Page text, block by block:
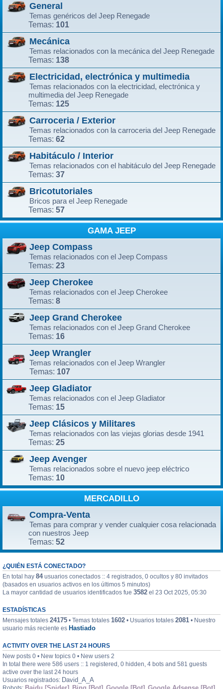
General
Temas genéricos del Jeep Renegade
Temas: 101
Mecánica
Temas relacionados con la mecánica del Jeep Renegade
Temas: 138
Electricidad, electrónica y multimedia
Temas relacionados con la electricidad, electrónica y
multimedia del Jeep Renegade
Temas: 125
Carroceria / Exterior
Temas relacionados con la carroceria del Jeep Renegade
Temas: 62
Habitáculo / Interior
Temas relacionados con el habitáculo del Jeep Renegade
Temas: 37
Bricotutoriales
Bricos para el Jeep Renegade
Temas: 57
GAMA JEEP
Jeep Compass
Temas relacionados con el Jeep Compass
Temas: 23
Jeep Cherokee
Temas relacionados con el Jeep Cherokee
Temas: 8
Jeep Grand Cherokee
Temas relacionados con el Jeep Grand Cherokee
Temas: 16
Jeep Wrangler
Temas relacionados con el Jeep Wrangler
Temas: 107
Jeep Gladiator
Temas relacionados con el Jeep Gladiator
Temas: 15
Jeep Clásicos y Militares
Temas relacionados con las viejas glorias desde 1941
Temas: 25
Jeep Avenger
Temas relacionados sobre el nuevo jeep eléctrico
Temas: 10
MERCADILLO
Compra-Venta
Temas para comprar y vender cualquier cosa relacionada
con nuestros Jeep
Temas: 52
¿QUIÉN ESTÁ CONECTADO?
En total hay 84usuarios conectados :: 4 registrados, 0 ocultos y 80 invitados
(basados en usuarios activos en los últimos 5 minutos)
La mayor cantidad de usuarios identificados fue 3582 el 23 Oct 2025, 05:30
ESTADÍSTICAS
Mensajes totales 24175 • Temas totales 1602 • Usuarios totales 2081 • Nuestro
usuario más reciente es Hastiado
ACTIVITY OVER THE LAST 24 HOURS
New posts 0 • New topics 0 • New users 2
In total there were 586 users :: 1 registered, 0 hidden, 4 bots and 581 guests
active over the last 24 hours
Usuarios registrados: David_A_A